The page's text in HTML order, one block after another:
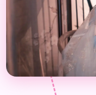
🎮